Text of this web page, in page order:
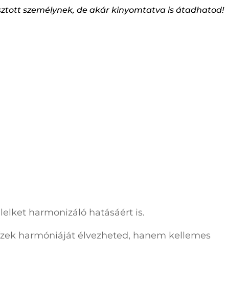
személynek, de akár kinyomtatva is átadhatod!
harmonizáló hatásáért is.
harmóniáját élvezheted, hanem kellemes